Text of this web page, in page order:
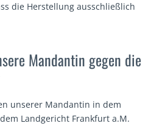
die Herstellung ausschließlich
Mandantin gegen die
unserer Mandantin in dem
Landgericht Frankfurt a.M.